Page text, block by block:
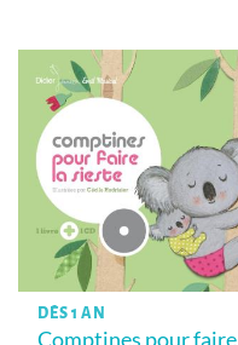
DÈS 1 AN
Comptines pour faire